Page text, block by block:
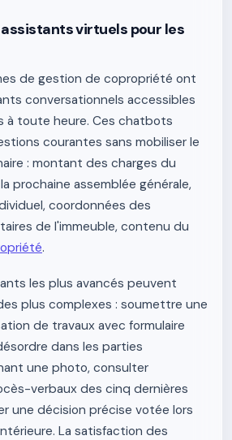
virtuels pour les
de gestion de copropriété ont
conversationnels accessibles
à toute heure. Ces chatbots
courantes sans mobiliser le
: montant des charges du
prochaine assemblée générale,
coordonnées des
de l'immeuble, contenu du
.
les plus avancés peuvent
plus complexes : soumettre une
de travaux avec formulaire
dans les parties
une photo, consulter
verbaux des cinq dernières
une décision précise votée lors
La satisfaction des